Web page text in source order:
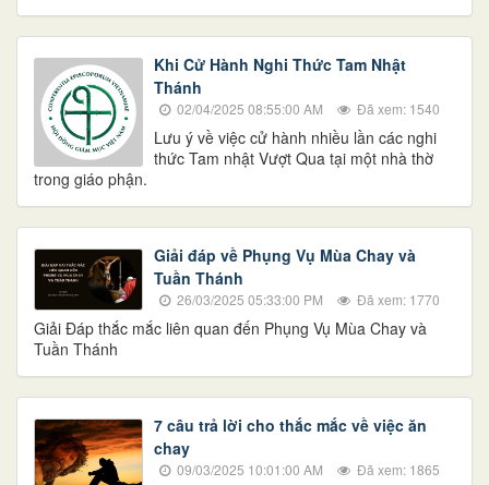
Khi Cử Hành Nghi Thức Tam Nhật
Thánh
02/04/2025 08:55:00 AM Đã xem: 1540
Lưu ý về việc cử hành nhiều lần các nghi
thức Tam nhật Vượt Qua tại một nhà thờ
trong giáo phận.
Giải đáp về Phụng Vụ Mùa Chay và
Tuần Thánh
26/03/2025 05:33:00 PM Đã xem: 1770
Giải Đáp thắc mắc liên quan đến Phụng Vụ Mùa Chay và
Tuần Thánh
7 câu trả lời cho thắc mắc về việc ăn
chay
09/03/2025 10:01:00 AM Đã xem: 1865